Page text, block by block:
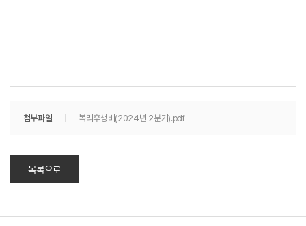
첨부파일 복리후생비(2024년 2분기).pdf
목록으로